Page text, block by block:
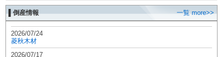
▌倒産情報 一覧 more>>
2026/07/24
菱秋木材
2026/07/17